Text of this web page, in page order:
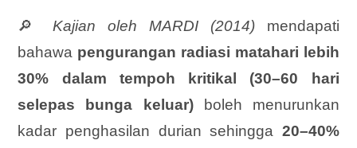
🔎Kajian oleh MARDI (2014)mendapati
bahawa pengurangan radiasi matahari lebih
30% dalam tempoh kritikal (30–60 hari
selepas bunga keluar)boleh menurunkan
kadar penghasilan durian sehingga 20–40%